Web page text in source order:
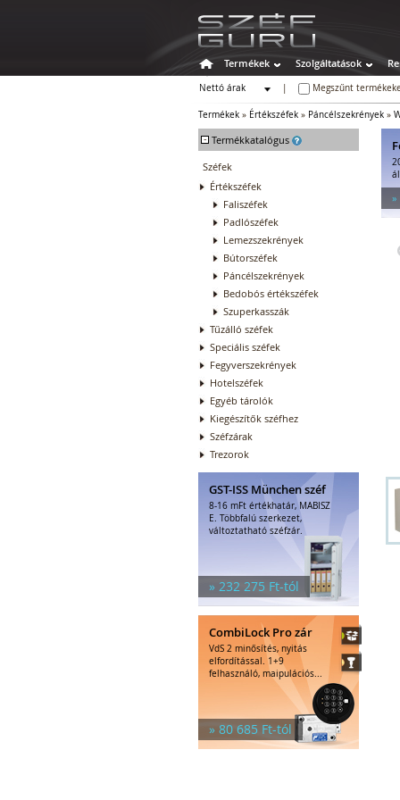
Termékek Szolgáltatások
Nettó árak
Megszűnt
Termékek » Értékszéfek » Páncélszekrények »
- Termékkatalógus
Széfek
Értékszéfek
Faliszéfek
Padlószéfek
Lemezszekrények
Bútorszéfek
Páncélszekrények
Bedobós értékszéfek
Szuperkasszák
Tűzálló széfek
Speciális széfek
Fegyverszekrények
Hotelszéfek
Egyéb tárolók
Kiegészítők széfhez
Széfzárak
Trezorok
GST-ISS München széf
8-16 mFt értékhatár, MABISZ
E. Többfalú szerkezet,
változtatható széfzár.
» 232 275 Ft-tól
CombiLock Pro zár
VdS 2 minősítés, nyitás
elfordítással. 1+9
felhasználó, maipulációs...
» 80 685 Ft-tól
»